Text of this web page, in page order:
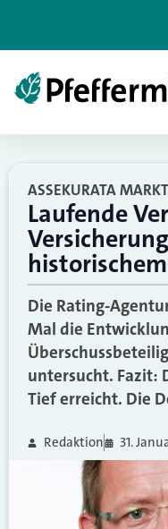
ASSEKURATA
Laufende
Die Rating-
Mal die
untersucht. Fazit:
Tief erreicht. Die
Redaktion 31.